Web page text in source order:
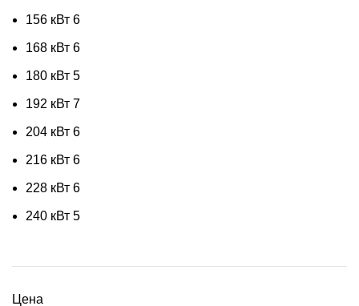
156 кВт 6
168 кВт 6
180 кВт 5
192 кВт 7
204 кВт 6
216 кВт 6
228 кВт 6
240 кВт 5
Цена